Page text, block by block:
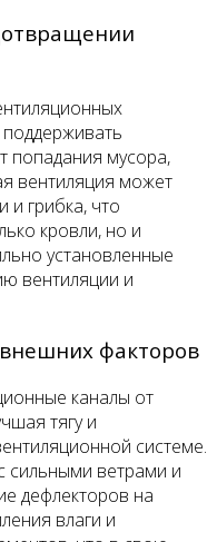
попадания мусора,
вентиляция может
и грибка, что
кровли, но и
установленные
вентиляции и
факторов
каналы от
тягу и
системе.
сильными ветрами и
дефлекторов на
влаги и